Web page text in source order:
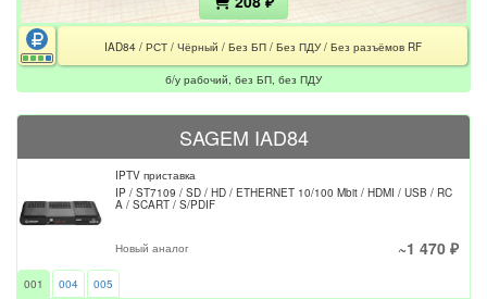
IAD84 / РСТ / Чёрный / Без БП / Без ПДУ / Без разъёмов RF
б/у рабочий, без БП, без ПДУ
SAGEM IAD84
IPTV приставка
IP / ST7109 / SD / HD / ETHERNET 10/100 Mbit / HDMI / USB / RC
A / SCART / S/PDIF
Новый аналог ~1 470 ₽
001 004
005